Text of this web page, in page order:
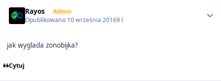
Rayos Admini
Opublikowano 10 września 20169 l
jak wyglada zonobijka?
Cytuj